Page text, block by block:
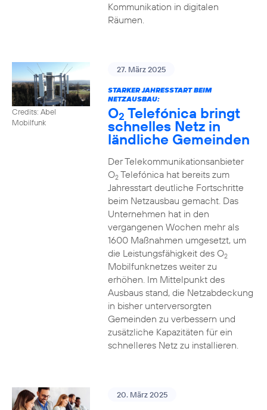
Kommunikation in digitalen
Räumen.
Credits: Abel
Mobilfunk
27. März 2025
STARKER JAHRESSTART BEIM
NETZAUSBAU:
O2 Telefónica bringt
schnelles Netz in
ländliche Gemeinden
Der Telekommunikationsanbieter
O2Telefónica hat bereits zum
Jahresstart deutliche Fortschritte
beim Netzausbau gemacht. Das
Unternehmen hat in den
vergangenen Wochen mehr als
1600 Maßnahmen umgesetzt, um
die Leistungsfähigkeit des O2
Mobilfunknetzes weiter zu
erhöhen. Im Mittelpunkt des
Ausbaus stand, die Netzabdeckung
in bisher unterversorgten
Gemeinden zu verbessern und
zusätzliche Kapazitäten für ein
schnelleres Netz zu installieren.
20. März 2025